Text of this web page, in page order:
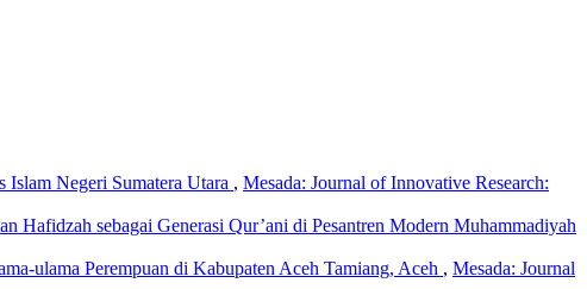
Negeri Sumatera Utara , Mesada: Journal of Innovative Research:
Hafidzah sebagai Generasi Qur’ani di Pesantren Modern Muhammadiyah
ulama Perempuan di Kabupaten Aceh Tamiang, Aceh , Mesada: Journal